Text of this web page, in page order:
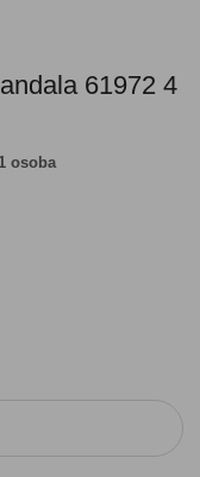
61972 4
osoba